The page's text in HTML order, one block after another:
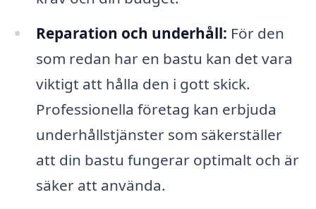
Reparation och underhåll: För den
som redan har en bastu kan det vara
viktigt att hålla den i gott skick.
Professionella företag kan erbjuda
underhållstjänster som säkerställer
att din bastu fungerar optimalt och är
säker att använda.